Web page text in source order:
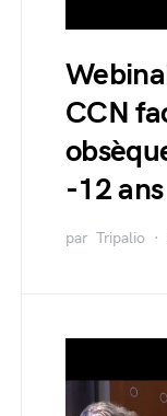
CCN
-12 ans
par Tripalio